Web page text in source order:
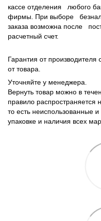
кассе отделения любого
фирмы. При выборе
заказа возможна после
расчетный счет.
Гарантия от производителя
от товара.
Уточняйте у менеджера.
Вернуть товар можно в
правило распространяется
то есть неиспользованные
упаковке и наличия всех